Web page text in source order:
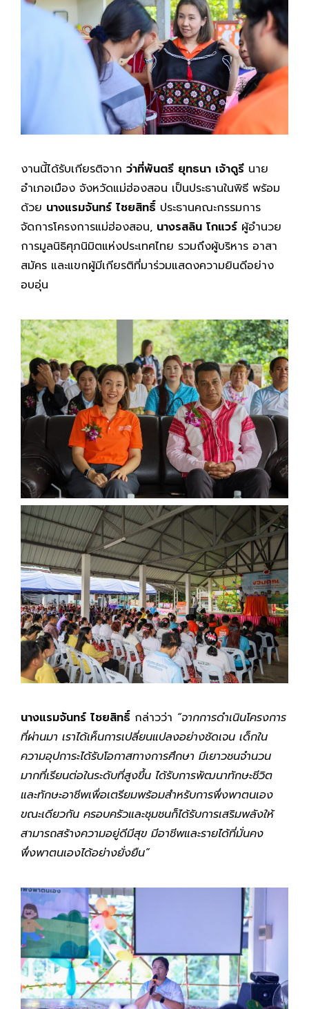
งานนี้ได้รับเกียรติจาก ว่าที่พันตรี ยุทธนา เจ้าดูรี นาย
อำเภอเมือง จังหวัดแม่ฮ่องสอน เป็นประธานในพิธี พร้อม
ด้วย นางแรมจันทร์ ไชยสิทธิ์ ประธานคณะกรรมการ
จัดการโครงการแม่ฮ่องสอน, นางรสลิน โกแวร์ ผู้อำนวย
การมูลนิธิศุภนิมิตแห่งประเทศไทย รวมถึงผู้บริหาร อาสา
สมัคร และแขกผู้มีเกียรติที่มาร่วมแสดงความยินดีอย่าง
อบอุ่น
นางแรมจันทร์ ไชยสิทธิ์ กล่าวว่า “จากการดำเนินโครงการ
ที่ผ่านมา เราได้เห็นการเปลี่ยนแปลงอย่างชัดเจน เด็กใน
ความอุปการะได้รับโอกาสทางการศึกษา มีเยาวชนจำนวน
มากที่เรียนต่อในระดับที่สูงขึ้น ได้รับการพัฒนาทักษะชีวิต
และทักษะอาชีพเพื่อเตรียมพร้อมสำหรับการพึ่งพาตนเอง
ขณะเดียวกัน ครอบครัวและชุมชนก็ได้รับการเสริมพลังให้
สามารถสร้างความอยู่ดีมีสุข มีอาชีพและรายได้ที่มั่นคง
พึ่งพาตนเองได้อย่างยั่งยืน”